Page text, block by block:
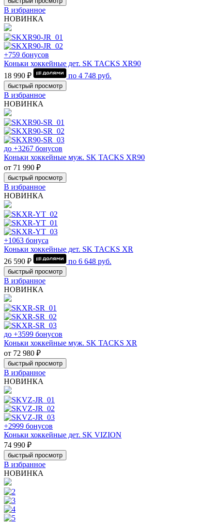
В избранное
НОВИНКА
+759 бонусов
Коньки хоккейные дет. SK TACKS XR90
18 990 ₽
по 4 748 руб.
быстрый просмотр
В избранное
НОВИНКА
до +3267 бонусов
Коньки хоккейные муж. SK TACKS XR90
от 71 990 ₽
быстрый просмотр
В избранное
НОВИНКА
+1063 бонуса
Коньки хоккейные дет. SK TACKS XR
26 590 ₽
по 6 648 руб.
быстрый просмотр
В избранное
НОВИНКА
до +3599 бонусов
Коньки хоккейные муж. SK TACKS XR
от 72 980 ₽
быстрый просмотр
В избранное
НОВИНКА
+2999 бонусов
Коньки хоккейные дет. SK VIZION
74 990 ₽
быстрый просмотр
В избранное
НОВИНКА